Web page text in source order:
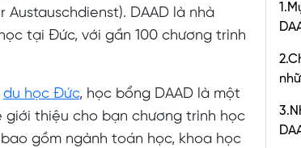
DAAD là nhà
tại Đức, với gần 100 chương trình
du học Đức, học bổng DAAD là một
giới thiệu cho bạn chương trình học
gồm ngành toán học, khoa học